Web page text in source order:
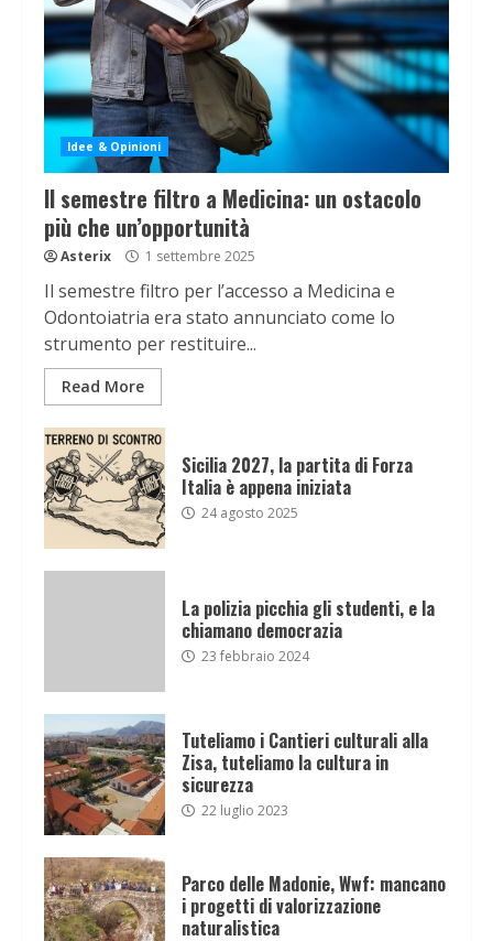
Idee & Opinioni
Il semestre filtro a Medicina: un ostacolo
più che un’opportunità
Asterix 1 settembre 2025
Il semestre filtro per l’accesso a Medicina e
Odontoiatria era stato annunciato come lo
strumento per restituire...
Read More
Sicilia 2027, la partita di Forza
Italia è appena iniziata
24 agosto 2025
La polizia picchia gli studenti, e la
chiamano democrazia
23 febbraio 2024
Tuteliamo i Cantieri culturali alla
Zisa, tuteliamo la cultura in
sicurezza
22 luglio 2023
Parco delle Madonie, Wwf: mancano
i progetti di valorizzazione
naturalistica